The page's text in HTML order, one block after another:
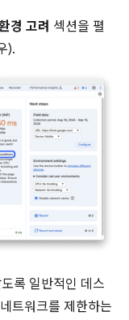
경 고려 섹션을 펼
).
록 일반적인 데스
트워크를 제한하는